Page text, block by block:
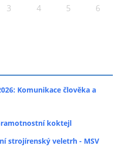
3 4 5 6
Komunikace člověka a
koktejl
strojírenský veletrh - MSV